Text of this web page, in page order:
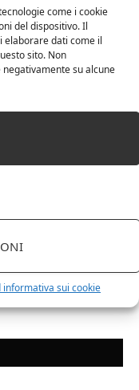
come i cookie
del dispositivo. Il
elaborare dati come il
sito. Non
su alcune
sui cookie
Montrachet
Mr. Vino Rosso